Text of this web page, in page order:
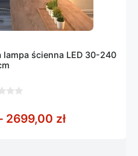
ścienna LED 30-240
2699,00 złZakres cen: